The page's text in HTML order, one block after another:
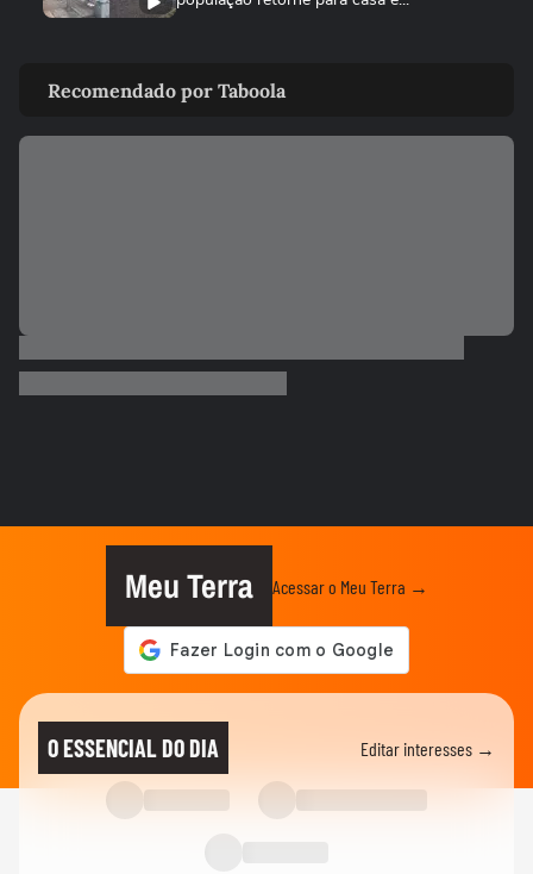
‘Cenário de guerra’
MUNDO
veículo por policiais...
Sessão da Câmara é interrompida após
briga entre vereadores no...
Foguete da SpaceX atinge a Lua e abre
cratera de quase 20 metros...
Lula diz que liberdade de expressão 'tem
limite' ao sancionar lei...
Recomendado por Taboola
Meu Terra Acessar o Meu Terra →
O ESSENCIAL DO DIA Editar interesses →